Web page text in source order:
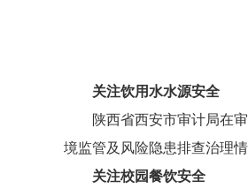
关注饮用水水源安全
陕西省西安市审计局在
境监管及风险隐患排查治理
关注校园餐饮安全